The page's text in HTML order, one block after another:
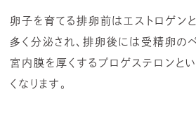
卵子を育てる排卵前はエストロゲン
多く分泌され、排卵後には受精卵の
宮内膜を厚くするプロゲステロンと
くなります。